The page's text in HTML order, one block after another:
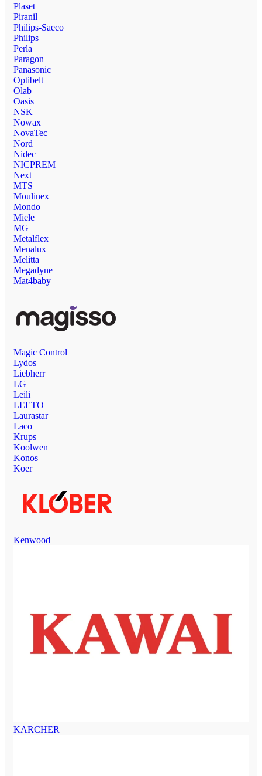
Plaset
Piranil
Philips-Saeco
Philips
Perla
Paragon
Panasonic
Optibelt
Olab
Oasis
NSK
Nowax
NovaTec
Nord
Nidec
NICPREM
Next
MTS
Moulinex
Mondo
Miele
MG
Metalflex
Menalux
Melitta
Megadyne
Mat4baby
Magic Control
Lydos
Liebherr
LG
Leili
LEETO
Laurastar
Laco
Krups
Koolwen
Konos
Koer
Kenwood
KARCHER